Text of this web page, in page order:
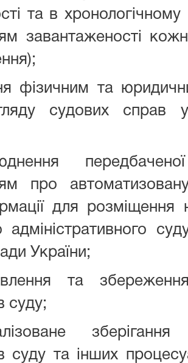
та в
завантаженості
фізичним та
судових справ
про
для розміщення
адміністративного
України;
та
суду;
суду та інших